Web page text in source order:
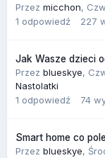
Przez micchon,
1 odpowiedź 227
Jak Wasze dzieci
Przez blueskye,
Nastolatki
1 odpowiedź 74
Smart home co
Przez blueskye,